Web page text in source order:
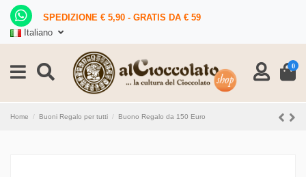
SPEDIZIONE € 5,90 - GRATIS DA € 59
Italiano
0
Home Buoni Regalo per tutti Buono Regalo da 150 Euro